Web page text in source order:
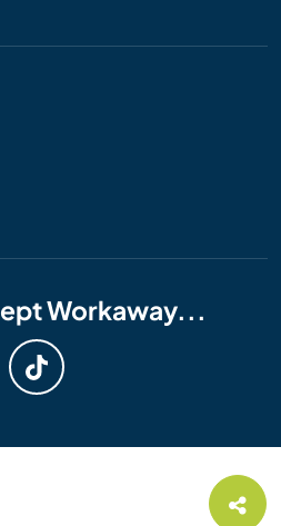
Workaway...